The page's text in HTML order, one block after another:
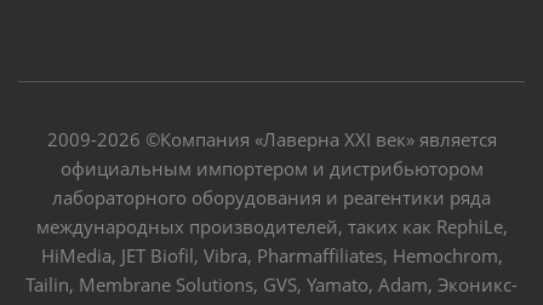
2009-2026 ©Компания «Лаверна XXI век» является
официальным импортером и дистрибьютором
лабораторного оборудования и реагентики ряда
международных производителей, таких как RephiLe,
HiMedia, JET Biofil, Vibra, Pharmaffiliates, Hemochrom,
Tailin, Membrane Solutions, GVS, Yamato, Adam, Эконикс-